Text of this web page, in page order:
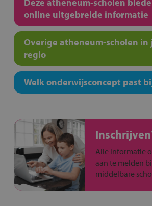
online uitgebreide informatie
Overige atheneum-scholen in
regio
Welk onderwijsconcept past
Alle informatie
aan te melden
middelbare